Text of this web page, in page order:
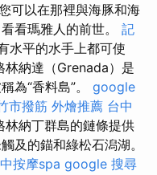
可以在那裡與海豚和海
看瑪雅人的前世。 記
水平的水手上都可使
林納達（Grenada）是
為“香料島”。 google
市撥筋 外燴推薦 台中
林納丁群島的鏈條提供
及的錨和綠松石潟湖。
按摩spa google 搜尋